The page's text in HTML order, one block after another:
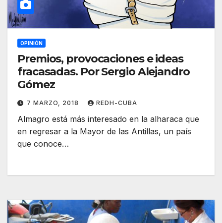
OPINIÓN
Premios, provocaciones e ideas
fracasadas. Por Sergio Alejandro
Gómez
7 MARZO, 2018 REDH-CUBA
Almagro está más interesado en la alharaca que
en regresar a la Mayor de las Antillas, un país
que conoce…